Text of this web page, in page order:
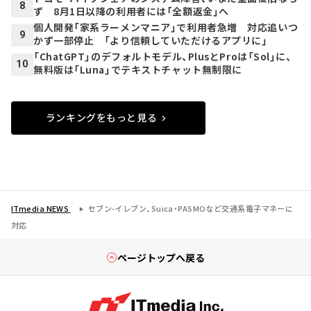
8
ず 8月1日以降の利用者には「全額返金」へ
9
個人開発「家系ラーメンマニア」で利用者急増 対応追いつ
かず一部停止 「より信頼していただけるアプリに」
10
「ChatGPT」のデフォルトモデル、PlusとProは「Sol」に、
無料版は「Luna」でテキストチャット無制限に
ランキングをもっと見る
ITmedia NEWS
セブン-イレブン、Suica・PASMOなど交通系電子マネーに
対応
ページトップへ戻る